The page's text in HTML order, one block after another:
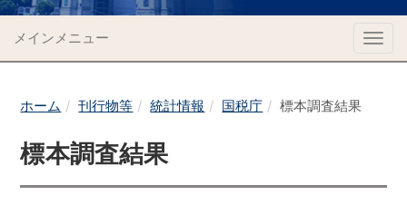
メインメニュー
ホーム 刊行物等 統計情報 国税庁 標本調査結果
標本調査結果